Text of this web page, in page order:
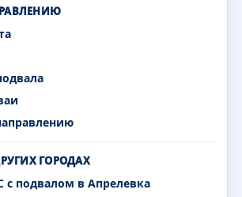
ГОРОДАХ
с подвалом в Апрелевка